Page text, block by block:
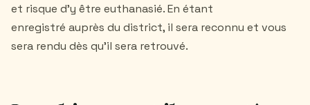
et risque d'y être euthanasié. En étant
enregistré auprès du district, il sera reconnu et vous
sera rendu dès qu'il sera retrouvé.